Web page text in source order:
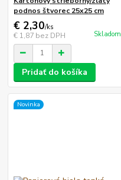
podnos štvorec 25x25 cm
€ 2,30/ks
€ 1,87 bez DPH Skladom
Pridať do košíka
Novinka